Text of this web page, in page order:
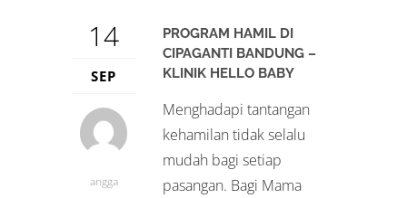
14
SEP
angga
PROGRAM HAMIL DI
CIPAGANTI BANDUNG –
KLINIK HELLO BABY
Menghadapi tantangan
kehamilan tidak selalu
mudah bagi setiap
pasangan. Bagi Mama